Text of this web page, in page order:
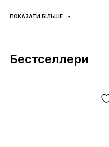
забезпечує гарне тертя та
передбачено! Оплата
ПОКАЗАТИ БІЛЬШЕ
Бестселлери